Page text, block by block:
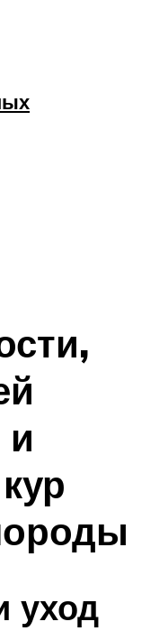
и
уход